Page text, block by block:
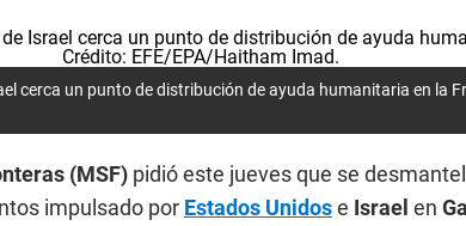
cerca un punto de distribución de ayuda humanitaria en la
(MSF) pidió este jueves que se
impulsado por Estados Unidose Israel en